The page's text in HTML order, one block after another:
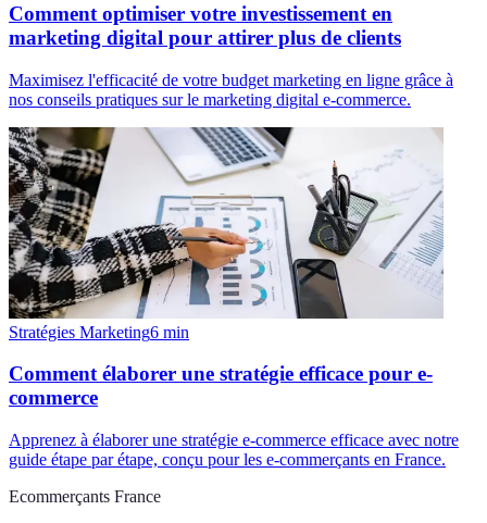
Comment optimiser votre investissement en
marketing digital pour attirer plus de clients
Maximisez l'efficacité de votre budget marketing en ligne grâce à
nos conseils pratiques sur le marketing digital e-commerce.
Stratégies Marketing6 min
Comment élaborer une stratégie efficace pour e-
commerce
Apprenez à élaborer une stratégie e-commerce efficace avec notre
guide étape par étape, conçu pour les e-commerçants en France.
Ecommerçants France